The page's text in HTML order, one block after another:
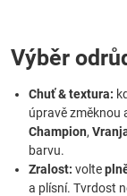
Výběr
Chuť & textura:
úpravě změknou
Champion,
barvu.
Zralost: volte
a plísní. Tvrdost